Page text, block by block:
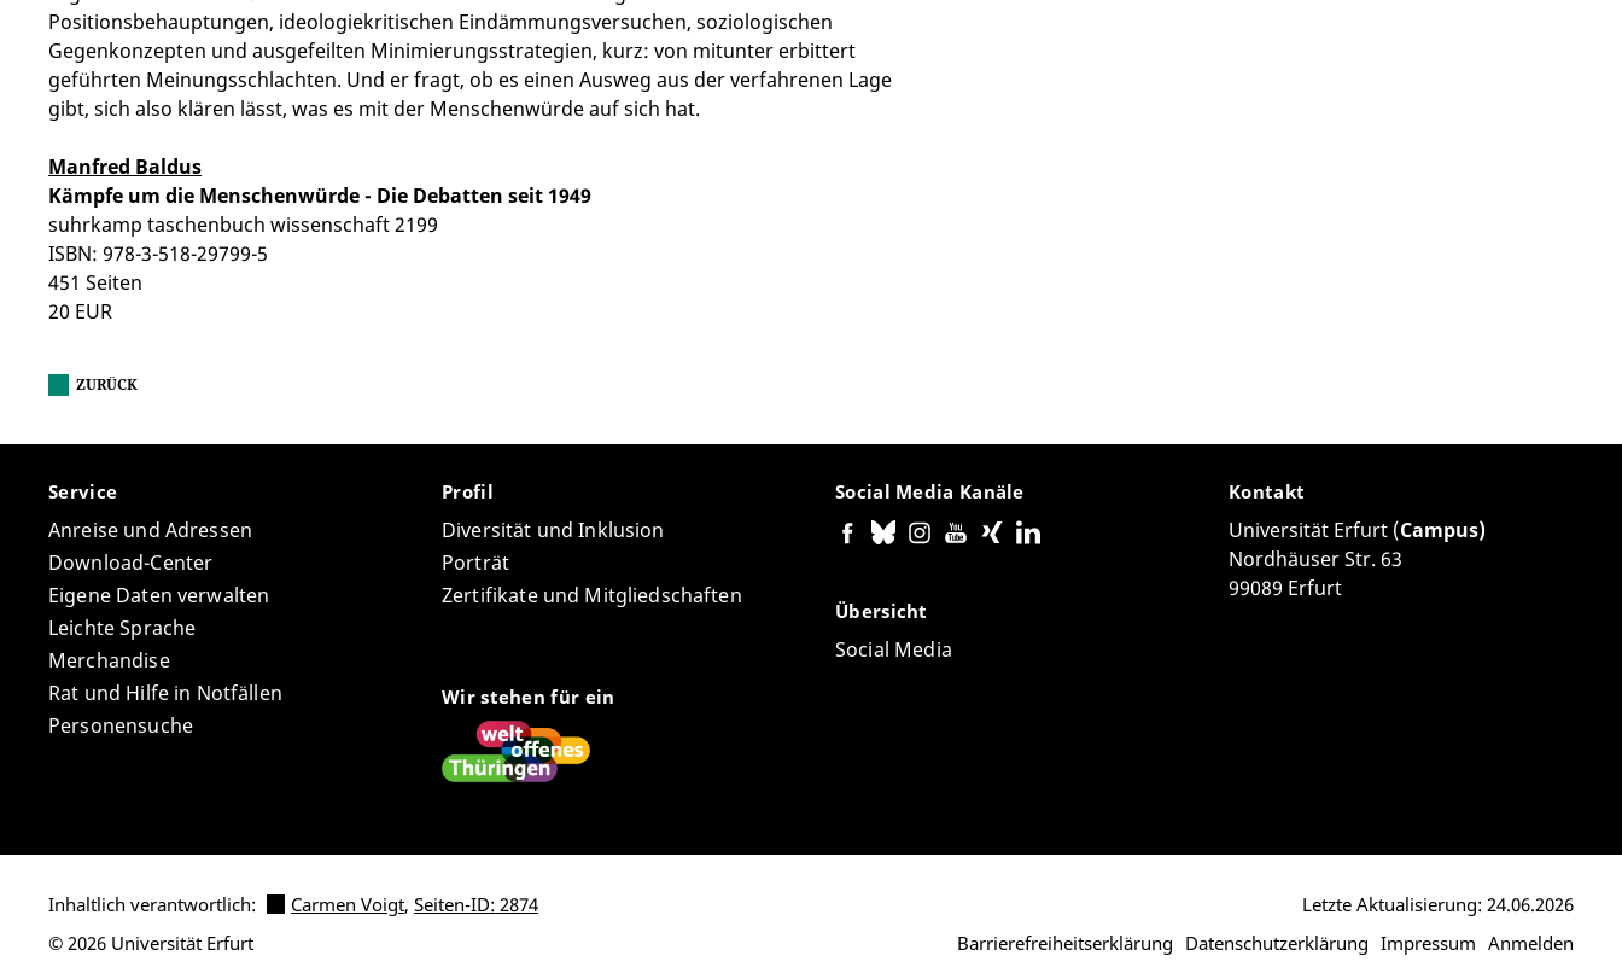
Positionsbehauptungen, ideologiekritischen Eindämmungsversuchen, soziologischen
Gegenkonzepten und ausgefeilten Minimierungsstrategien, kurz: von mitunter erbittert
geführten Meinungsschlachten. Und er fragt, ob es einen Ausweg aus der verfahrenen Lage
gibt, sich also klären lässt, was es mit der Menschenwürde auf sich hat.
Manfred Baldus
Kämpfe um die Menschenwürde - Die Debatten seit 1949
suhrkamp taschenbuch wissenschaft 2199
ISBN: 978-3-518-29799-5
451 Seiten
20 EUR
ZURÜCK
Service
Anreise und Adressen
Download-Center
Eigene Daten verwalten
Leichte Sprache
Merchandise
Rat und Hilfe in Notfällen
Personensuche
Profil
Diversität und Inklusion
Porträt
Zertifikate und Mitgliedschaften
Wir stehen für ein
Social Media Kanäle
Übersicht
Social Media
Kontakt
Universität Erfurt (Campus)
Nordhäuser Str. 63
99089 Erfurt
Inhaltlich verantwortlich: Carmen Voigt, Seiten-ID: 2874
Barrierefreiheitserklärung Datenschutzerklärung Impressum Anmelden
Letzte Aktualisierung: 24.06.2026
© 2026 Universität Erfurt